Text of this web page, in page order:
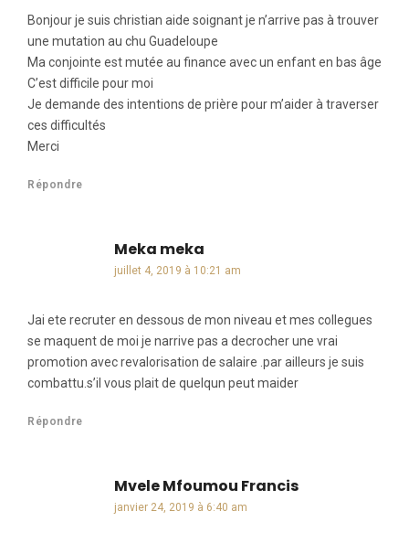
Bonjour je suis christian aide soignant je n’arrive pas à trouver
une mutation au chu Guadeloupe
Ma conjointe est mutée au finance avec un enfant en bas âge
C’est difficile pour moi
Je demande des intentions de prière pour m’aider à traverser
ces difficultés
Merci
Répondre
Meka meka
juillet 4, 2019 à 10:21 am
Jai ete recruter en dessous de mon niveau et mes collegues
se maquent de moi je narrive pas a decrocher une vrai
promotion avec revalorisation de salaire .par ailleurs je suis
combattu.s’il vous plait de quelqun peut maider
Répondre
Mvele Mfoumou Francisdit :
janvier 24, 2019 à 6:40 am